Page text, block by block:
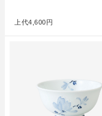
上代4,600円